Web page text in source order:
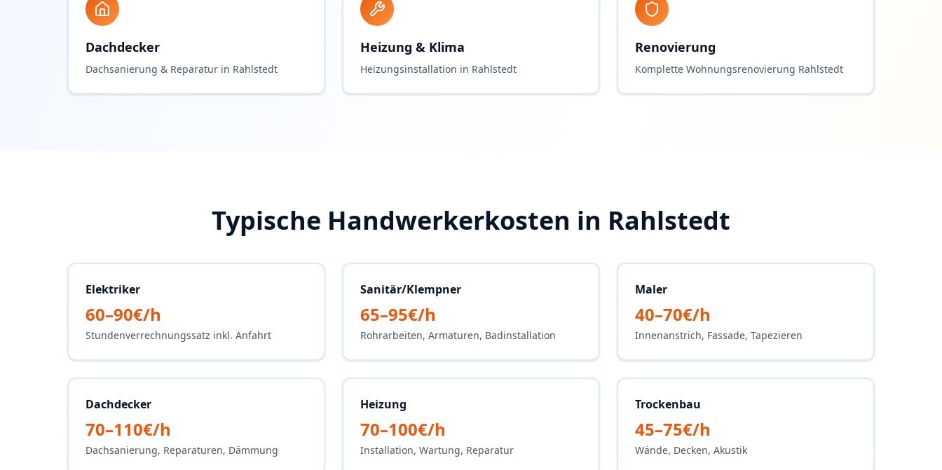
Dachdecker
Dachsanierung & Reparatur in Rahlstedt
Heizung & Klima
Heizungsinstallation in Rahlstedt
Renovierung
Komplette Wohnungsrenovierung Rahlstedt
Typische Handwerkerkosten in Rahlstedt
Elektriker
60–90€/h
Stundenverrechnungssatz inkl. Anfahrt
Sanitär/Klempner
65–95€/h
Rohrarbeiten, Armaturen, Badinstallation
Maler
40–70€/h
Innenanstrich, Fassade, Tapezieren
Dachdecker
70–110€/h
Dachsanierung, Reparaturen, Dämmung
Heizung
70–100€/h
Installation, Wartung, Reparatur
Trockenbau
45–75€/h
Wände, Decken, Akustik